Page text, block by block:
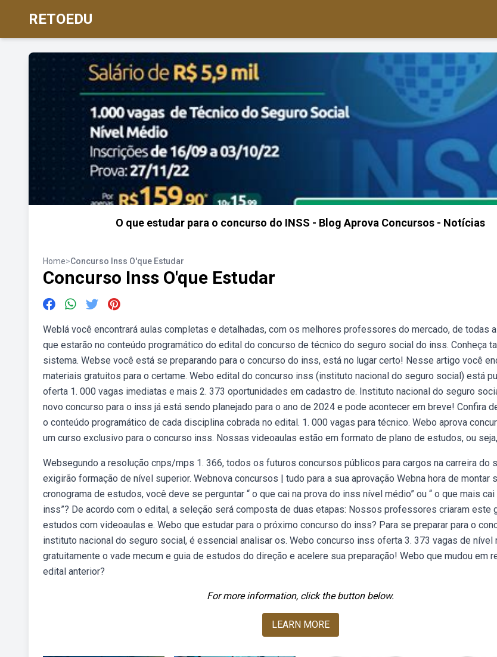
RETOEDU
O que estudar para o concurso do INSS - Blog Aprova Concursos - Notícias
Home>Concurso Inss O'que Estudar
Concurso Inss O'que Estudar
Weblá você encontrará aulas completas e detalhadas, com os melhores professores do mercado, de todas
que estarão no conteúdo programático do edital do concurso de técnico do seguro social do inss. Conheça
sistema. Webse você está se preparando para o concurso do inss, está no lugar certo! Nesse artigo você
materiais gratuitos para o certame. Webo edital do concurso inss (instituto nacional do seguro social) está
oferta 1. 000 vagas imediatas e mais 2. 373 oportunidades em cadastro de. Instituto nacional do seguro
novo concurso para o inss já está sendo planejado para o ano de 2024 e pode acontecer em breve! Confira
o conteúdo programático de cada disciplina cobrada no edital. 1. 000 vagas para técnico. Webo aprova
um curso exclusivo para o concurso inss. Nossas videoaulas estão em formato de plano de estudos, ou
Websegundo a resolução cnps/mps 1. 366, todos os futuros concursos públicos para cargos na carreira do
exigirão formação de nível superior. Webnova concursos | tudo para a sua aprovação Webna hora de montar
cronograma de estudos, você deve se perguntar “ o que cai na prova do inss nível médio” ou “ o que mais cai
inss”? De acordo com o edital, a seleção será composta de duas etapas: Nossos professores criaram este
estudos com videoaulas e. Webo que estudar para o próximo concurso do inss? Para se preparar para o
instituto nacional do seguro social, é essencial analisar os. Webo concurso inss oferta 3. 373 vagas de nível
gratuitamente o vade mecum e guia de estudos do direção e acelere sua preparação! Webo que mudou em
edital anterior?
For more information, click the button below.
LEARN MORE